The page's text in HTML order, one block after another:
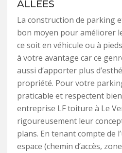
ALLÉES
La construction de parking
bon moyen pour améliorer
ce soit en véhicule ou à
à votre avantage car ce
aussi d’apporter plus
propriété. Pour votre
praticable et respectent
entreprise LF toiture à Le
rigoureusement leur
plans. En tenant compte de
espace (chemin d’accès,